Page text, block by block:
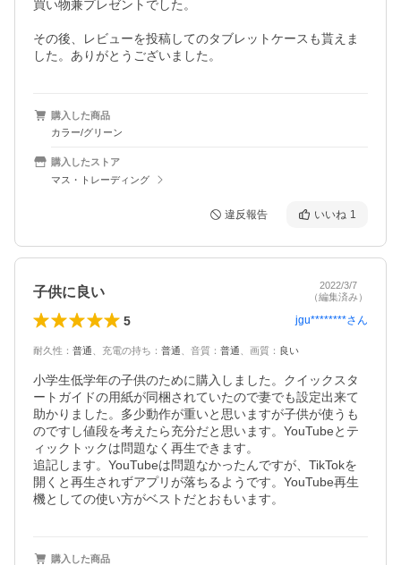
買い物兼プレゼントでした。
その後、レビューを投稿してのタブレットケースも貰えま
した。ありがとうございました。
購入した商品
カラー/グリーン
購入したストア
マス・トレーディング
違反報告 いいね 1
子供に良い
2022/3/7
（編集済み）
5 jgu********さん
耐久性 ： 普通 充電の持ち ： 普通 音質 ： 普通 画質 ： 良い
小学生低学年の子供のために購入しました。クイックスタ
ートガイドの用紙が同梱されていたので妻でも設定出来て
助かりました。多少動作が重いと思いますが子供が使うも
のですし値段を考えたら充分だと思います。YouTubeとテ
ィックトックは問題なく再生できます。
追記します。YouTubeは問題なかったんですが、TikTokを
開くと再生されずアプリが落ちるようです。YouTube再生
機としての使い方がベストだとおもいます。
購入した商品